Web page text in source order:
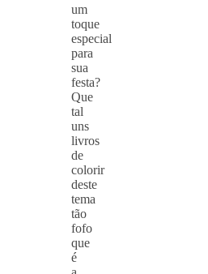
um
toque
especial
para
sua
festa?
Que
tal
uns
livros
de
colorir
deste
tema
tão
fofo
que
é